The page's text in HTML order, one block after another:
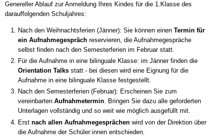
Genereller Ablauf zur Anmeldung Ihres Kindes für die 1.Klasse des
darauffolgenden Schuljahres:
Nach den Weihnachtsferien (Jänner): Sie können einen Termin für
ein Aufnahmegespräch reservieren, die Aufnahmegespräche
selbst finden nach den Semesterferien im Februar statt.
Für die Aufnahme in eine bilinguale Klasse: im Jänner finden die
Orientation Talksstatt - bei diesen wird eine Eignung für die
Aufnahme in eine bilinguale Klasse festgestellt.
Nach den Semesterferien (Februar): Erscheinen Sie zum
vereinbarten Aufnahmetermin. Bringen Sie dazu alle geforderten
Unterlagen vollständig und so weit wie möglich ausgefüllt mit.
Erst nach allen Aufnahmegesprächen wird von der Direktion über
die Aufnahme der Schüler:innen entschieden.